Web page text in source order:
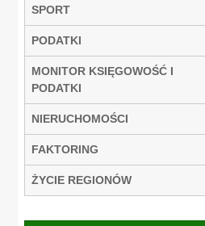
SPORT
PODATKI
MONITOR KSIĘGOWOŚĆ I
PODATKI
NIERUCHOMOŚCI
FAKTORING
ŻYCIE REGIONÓW